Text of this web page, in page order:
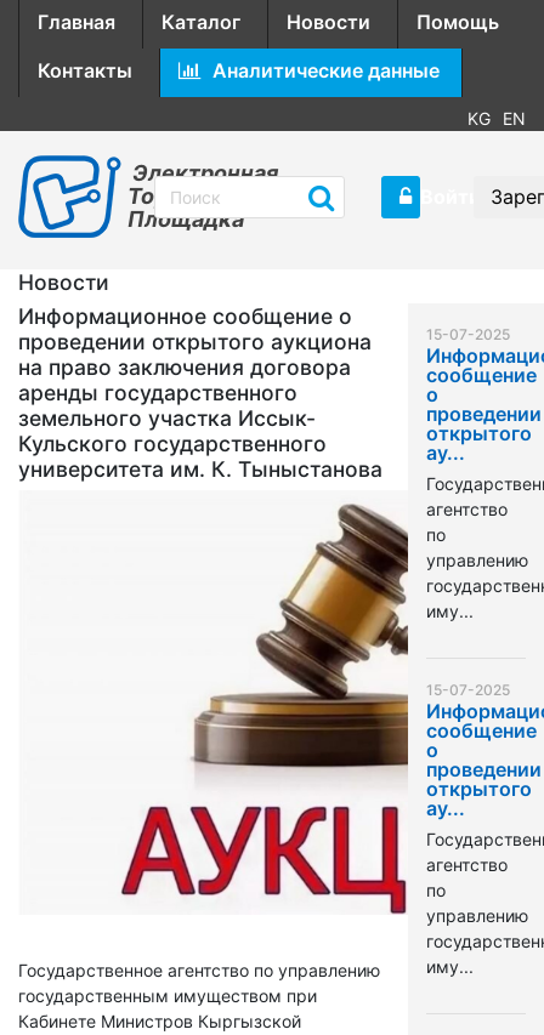
Главная Каталог Новости
Помощь
Контакты
Аналитические данные
KG EN
Электронная
Торговая
Площадка
Новости
Информационное сообщение о
проведении открытого аукциона
на право заключения договора
аренды государственного
земельного участка Иссык-
Кульского государственного
университета им. К. Тыныстанова
Государственное агентство по управлению
государственным имуществом при
Кабинете Министров Кыргызской
15-07-2025
сообщение
о
проведении
открытого
ау...
агентство
по
управлению
иму...
15-07-2025
сообщение
о
проведении
открытого
ау...
агентство
по
управлению
иму...